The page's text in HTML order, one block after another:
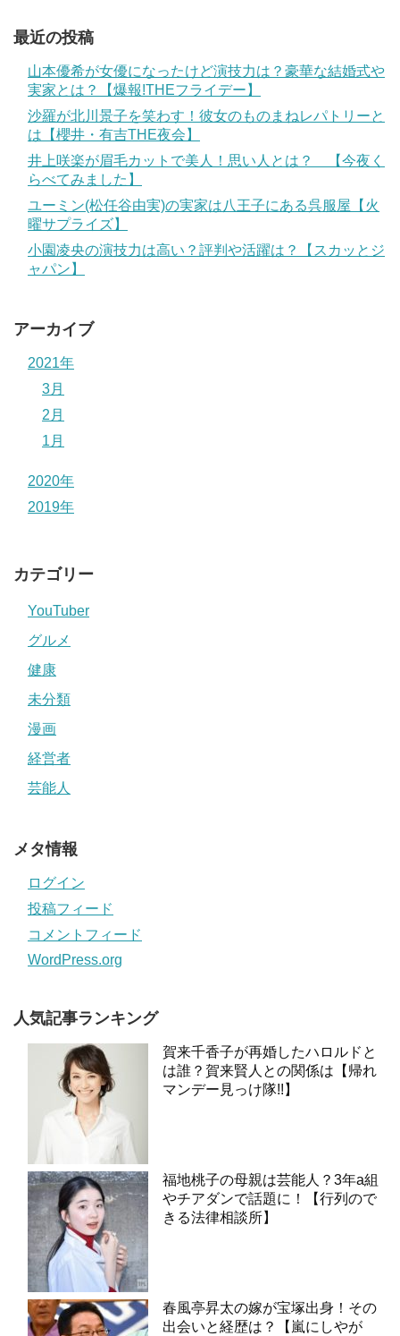
最近の投稿
山本優希が女優になったけど演技力は？豪華な結婚式や
実家とは？【爆報!THEフライデー】
沙羅が北川景子を笑わす！彼女のものまねレパトリーと
は【櫻井・有吉THE夜会】
井上咲楽が眉毛カットで美人！思い人とは？ 【今夜く
らべてみました】
ユーミン(松任谷由実)の実家は八王子にある呉服屋【火
曜サプライズ】
小園凌央の演技力は高い？評判や活躍は？【スカッとジ
ャパン】
アーカイブ
2021年
3月
2月
1月
2020年
2019年
カテゴリー
YouTuber
グルメ
健康
未分類
漫画
経営者
芸能人
メタ情報
ログイン
投稿フィード
コメントフィード
WordPress.org
人気記事ランキング
賀来千香子が再婚したハロルドと
は誰？賀来賢人との関係は【帰れ
マンデー見っけ隊!!】
福地桃子の母親は芸能人？3年a組
やチアダンで話題に！【行列ので
きる法律相談所】
春風亭昇太の嫁が宝塚出身！その
出会いと経歴は？【嵐にしやが